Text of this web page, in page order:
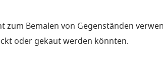
zum Bemalen von Gegenständen
oder gekaut werden könnten.